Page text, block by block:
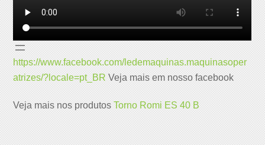
https://www.facebook.com/ledemaquinas.maquinasoper
atrizes/?locale=pt_BR Veja mais em nosso facebook
Veja mais nos produtosTorno Romi ES 40 B